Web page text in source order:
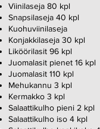
Viinilaseja 80 kpl
Snapsilaseja 40 kpl
Kuohuviinilaseja
Konjakkilaseja 30 kpl
Liköörilasit 96 kpl
Juomalasit pienet 16 kpl
Juomalasit 110 kpl
Mehukannu 3 kpl
Kermakko 3 kpl
Salaattikulho pieni 2 kpl
Salaattikulho iso 4 kpl